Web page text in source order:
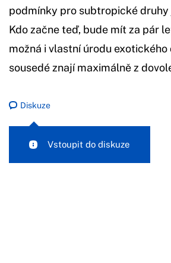
podmínky pro subtropické druhy
Kdo začne teď, bude mít za pár
možná i vlastní úrodu exotického
sousedé znají maximálně z
Diskuze
Vstoupit do diskuze